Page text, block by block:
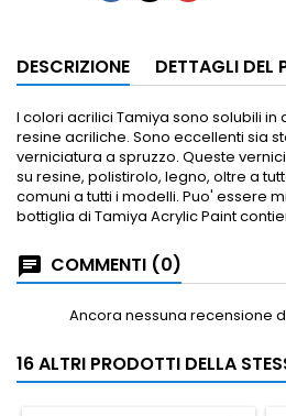
DESCRIZIONE DETTAGLI DEL
I colori acrilici Tamiya sono solubili
resine acriliche. Sono eccellenti sia
verniciatura a spruzzo. Queste
su resine, polistirolo, legno, oltre a
comuni a tutti i modelli. Puo' essere
bottiglia di Tamiya Acrylic Paint
COMMENTI (0)
Ancora nessuna recensione
16 ALTRI PRODOTTI DELLA